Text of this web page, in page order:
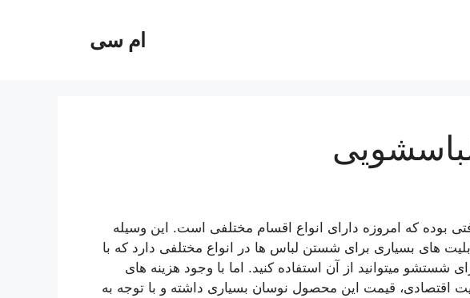
ام سی
بوده که امروزه دارای انواع اقسام مختلفی است. این وسیله
های بسیاری برای شستن لباس ها در انواع مختلفی دارد که با
شستشو میتوانید از آن استفاده کنید. اما با وجود هزینه های
اقتصادی، قیمت این محصول نوسان بسیاری داشته و با توجه به